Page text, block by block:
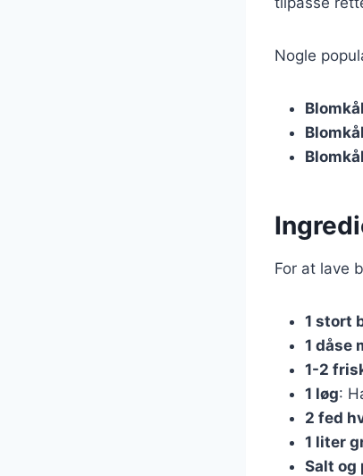
Nogle
For at lave
1 stort
1 dåse
1-2
1 løg:
2 fed
1 liter
Salt og